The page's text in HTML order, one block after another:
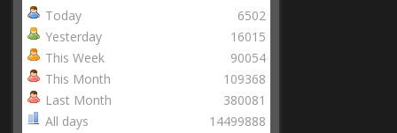
Today
Yesterday
This Week
This Month
Last Month
All days
6502
16015
90054
109368
380081
14499888